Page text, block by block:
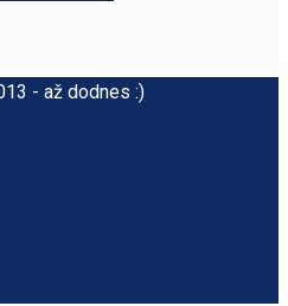
- až dodnes :)